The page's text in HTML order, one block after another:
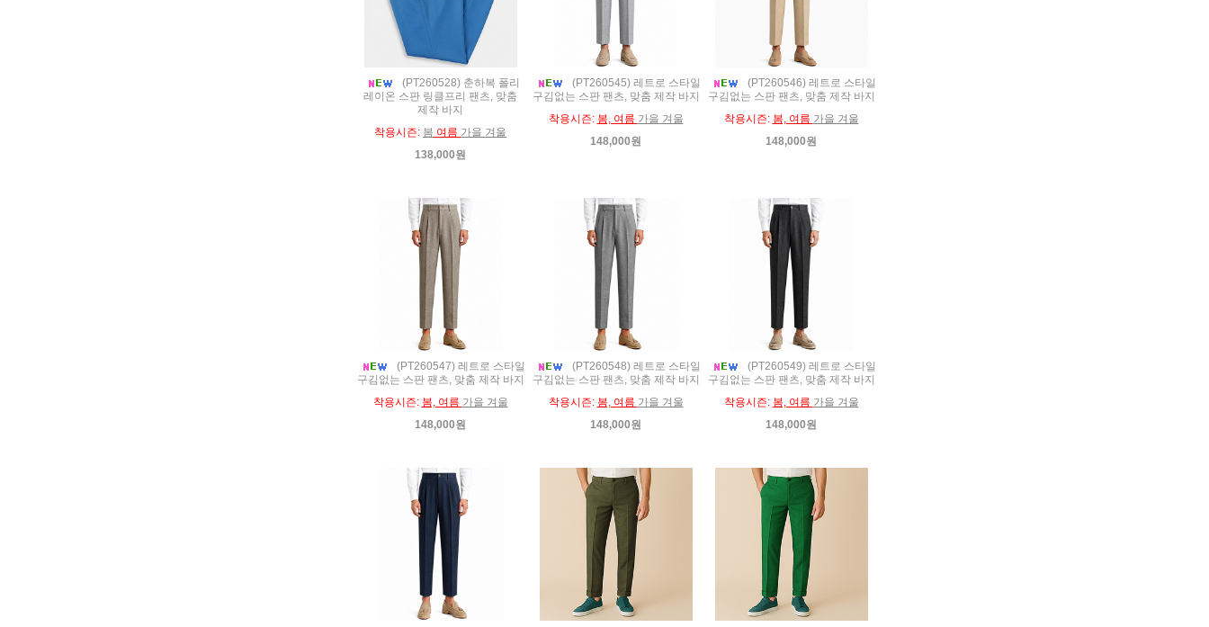
(PT260528) 춘하복 폴리
레이온 스판 링클프리 팬츠, 맞춤
제작 바지
착용시즌: 봄 여름 가을 겨울
138,000원
(PT260545) 레트로 스타일
구김없는 스판 팬츠, 맞춤 제작 바지
착용시즌: 봄, 여름 가을 겨울
148,000원
(PT260546) 레트로 스타일
구김없는 스판 팬츠, 맞춤 제작 바지
착용시즌: 봄, 여름 가을 겨울
148,000원
(PT260547) 레트로 스타일
구김없는 스판 팬츠, 맞춤 제작 바지
착용시즌: 봄, 여름 가을 겨울
148,000원
(PT260548) 레트로 스타일
구김없는 스판 팬츠, 맞춤 제작 바지
착용시즌: 봄, 여름 가을 겨울
148,000원
(PT260549) 레트로 스타일
구김없는 스판 팬츠, 맞춤 제작 바지
착용시즌: 봄, 여름 가을 겨울
148,000원